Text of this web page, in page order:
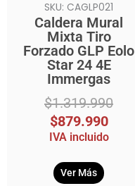
SKU: CAGLP021
Caldera Mural
Mixta Tiro
Forzado GLP Eolo
Star 24 4E
Immergas
$1.319.990
$879.990
IVA incluido
Ver Más